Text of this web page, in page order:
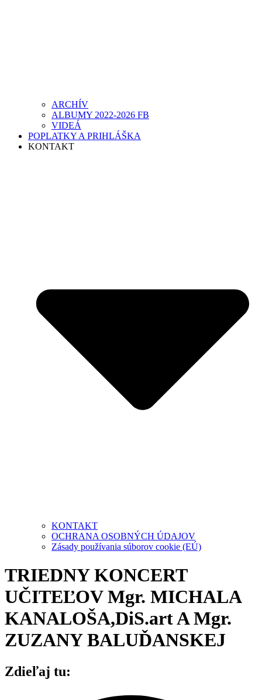
ARCHÍV
ALBUMY 2022-2026 FB
VIDEÁ
POPLATKY A PRIHLÁŠKA
KONTAKT
KONTAKT
OCHRANA OSOBNÝCH ÚDAJOV
Zásady používania súborov cookie (EÚ)
TRIEDNY KONCERT
UČITEĽOV Mgr. MICHALA
KANALOŠA,DiS.art A Mgr.
ZUZANY BALUĎANSKEJ
Zdieľaj tu: